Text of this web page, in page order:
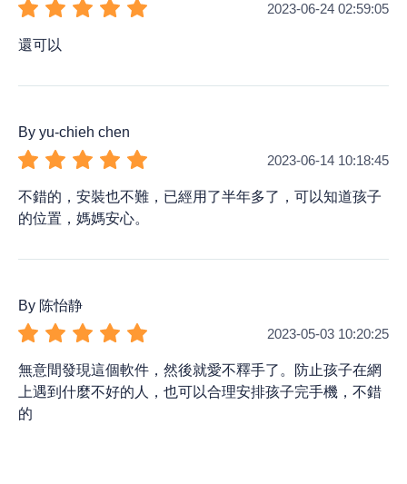
2023-06-24 02:59:05
還可以
2023-06-14 10:18:45
不錯的，安裝也不難，已經用了半年多了，可以知道孩子
的位置，媽媽安心。
By yu-chieh chen
2023-05-03 10:20:25
無意間發現這個軟件，然後就愛不釋手了。防止孩子在網
上遇到什麼不好的人，也可以合理安排孩子完手機，不錯
的
By 陈怡静